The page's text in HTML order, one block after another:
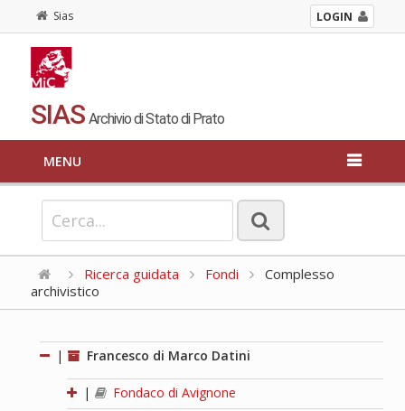
Sias LOGIN
SIAS Archivio di Stato di Prato
MENU
Ricerca guidata Fondi
Complesso
archivistico
| Francesco di Marco Datini
|
Fondaco di Avignone